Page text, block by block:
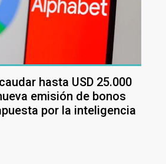
hasta USD 25.000
emisión de bonos
por la inteligencia